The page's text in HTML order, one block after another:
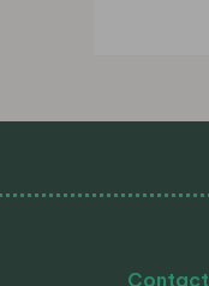
Contact